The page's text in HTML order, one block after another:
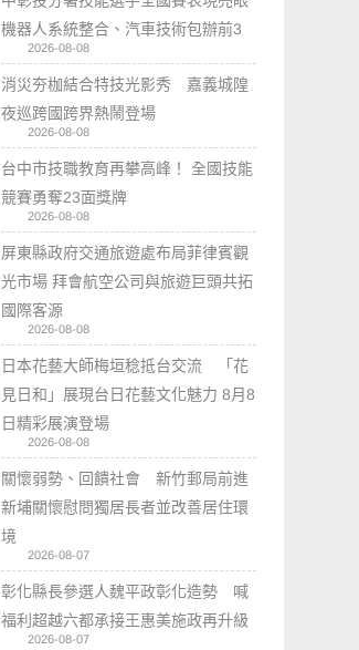
機器人系統整合、汽車技術包辦前3
2026-08-08
消災夯枷結合特技光影秀 嘉義城隍
夜巡跨國跨界熱鬧登場
2026-08-08
台中市技職教育再攀高峰！ 全國技能
競賽勇奪23面獎牌
2026-08-08
屏東縣政府交通旅遊處布局菲律賓觀
光市場 拜會航空公司與旅遊巨頭共拓
國際客源
2026-08-08
日本花藝大師梅垣稔抵台交流 「花
見日和」展現台日花藝文化魅力 8月8
日精彩展演登場
2026-08-08
關懷弱勢、回饋社會 新竹郵局前進
新埔關懷慰問獨居長者並改善居住環
境
2026-08-07
彰化縣長參選人魏平政彰化造勢 喊
福利超越六都承接王惠美施政再升級
2026-08-07